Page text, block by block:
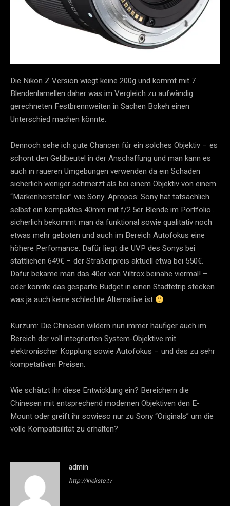
Die Nikon Z Version wiegt keine 200g und kommt mit 7
Blendenlamellen daher was im Vergleich zu aufwändig
gerechneten Festbrennweiten in Sachen Bokeh einen
Unterschied machen könnte.
Dennoch sehe ich gute Chancen für ein solches Objektiv – es
schont den Geldbeutel in der Anschaffung und man kann es
auch in raueren Umgebungen verwenden da ein Schaden
sicherlich weniger schmerzt als bei einem Objektiv von einem
“Markenhersteller” wie Sony. Apropos: Sony hat tatsächlich
selbst ein kompaktes 40mm mit f/2.5er Blende im Portfolio…
sicherlich bekommt man da funktional sowie qualitativ noch
etwas mehr geboten und auch im Bereich Autofokus eine
höhere Perfomance. Dafür liegt die UVP des Sonys bei
stattlichen 649€ – der Straßenpreis aktuell etwa bei 550€.
Dafür bekäme man das 40er von Viltrox beinahe viermal! –
oder könnte das gesparte Budget in einen Städtetrip stecken
was ja auch keine schlechte Alternative ist
Kurzum: Die Chinesen wildern nun immer häufiger auch im
Bereich der voll integrierten System-Objektive mit
elektronischer Kopplung sowie Autofokus – und das zu sehr
kompetativen Preisen.
Wie schätzt ihr diese Entwicklung ein? Bereichern die
Chinesen mit entsprechend modernen Objektiven den E-
Mount oder greift ihr sowieso nur zu Sony “Originals” um die
volle Kompatibilität zu erhalten?
admin
http://kiekste.tv